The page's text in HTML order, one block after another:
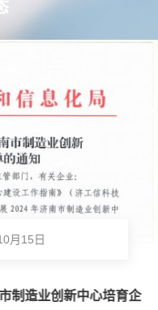
15日
造业创新中心培育企